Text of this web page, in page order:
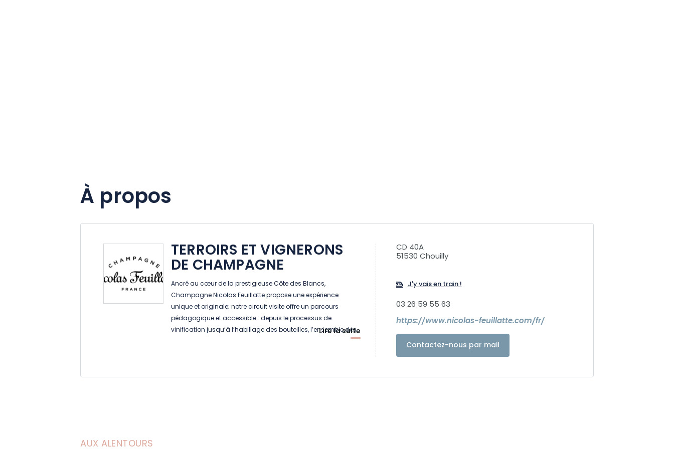
À propos
TERROIRS ET VIGNERONS
DE CHAMPAGNE
Ancré au cœur de la prestigieuse Côte des Blancs,
Champagne Nicolas Feuillatte propose une expérience
unique et originale; notre circuit visite offre un parcours
pédagogique et accessible : depuis le processus de
vinification jusqu’à l’habillage des bouteilles, l’ensemble des
étapes de l’élaboration des cuvées sont dévoilées dans un
Une expérience personnalisée pour réenchanter l’Instant
Lire la suite
CD 40A
51530 Chouilly
J'y vais en train !
03 26 59 55 63
https://www.nicolas-feuillatte.com/fr/
Contactez-nous par mail
AUX ALENTOURS